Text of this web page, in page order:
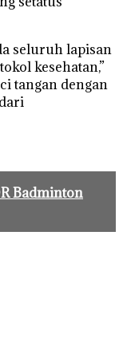
seluruh lapisan
kesehatan,”
tangan dengan
Badminton